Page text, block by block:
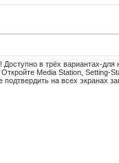
в трёх вариантах-
Media Station, Setting-
на всех экранах